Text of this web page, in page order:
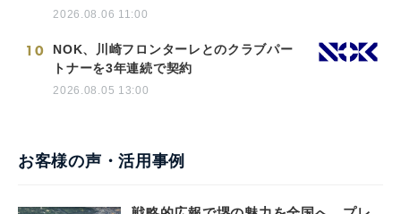
2026.08.06 11:00
10
NOK、川崎フロンターレとのクラブパー
トナーを3年連続で契約
2026.08.05 13:00
お客様の声・活用事例